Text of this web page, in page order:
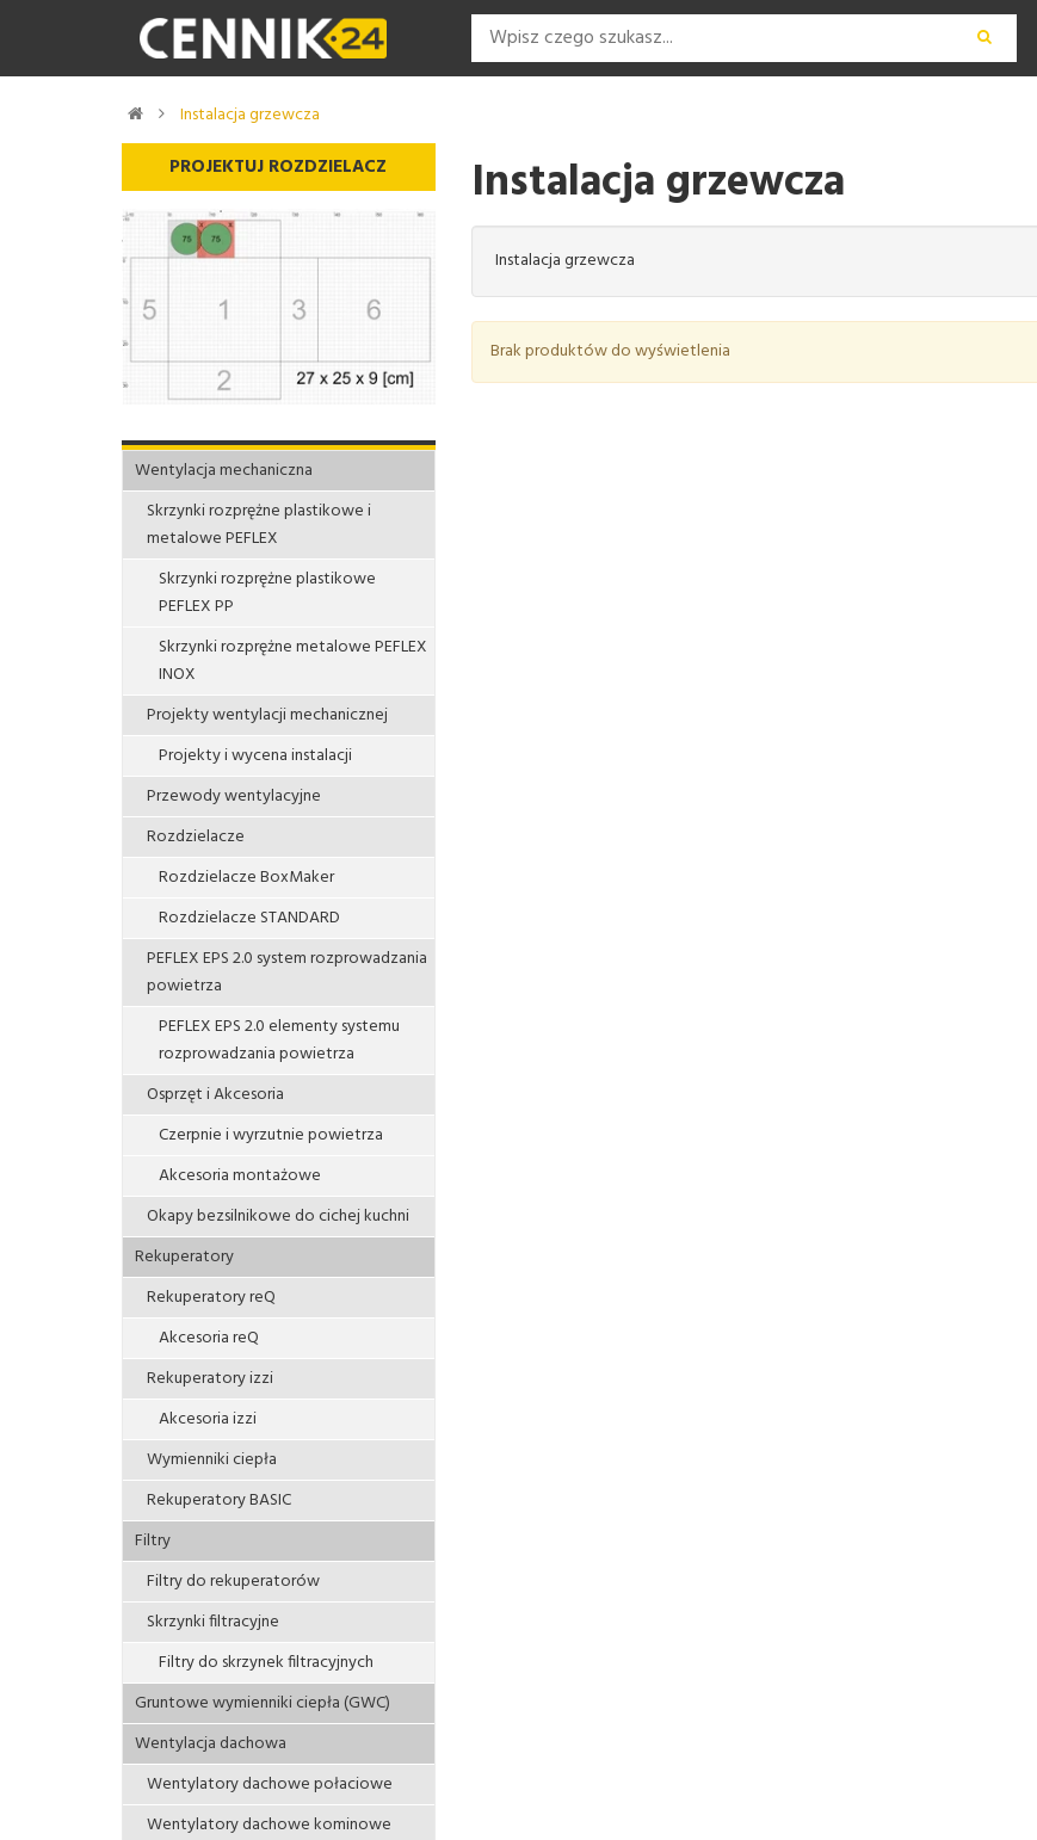
Instalacja grzewcza
PROJEKTUJ ROZDZIELACZ
Wentylacja mechaniczna
Skrzynki rozprężne plastikowe i
metalowe PEFLEX
Skrzynki rozprężne plastikowe
PEFLEX PP
Skrzynki rozprężne metalowe PEFLEX
INOX
Projekty wentylacji mechanicznej
Projekty i wycena instalacji
Przewody wentylacyjne
Rozdzielacze
Rozdzielacze BoxMaker
Rozdzielacze STANDARD
PEFLEX EPS 2.0 system rozprowadzania
powietrza
PEFLEX EPS 2.0 elementy systemu
rozprowadzania powietrza
Osprzęt i Akcesoria
Czerpnie i wyrzutnie powietrza
Akcesoria montażowe
Okapy bezsilnikowe do cichej kuchni
Rekuperatory
Rekuperatory reQ
Akcesoria reQ
Rekuperatory izzi
Akcesoria izzi
Wymienniki ciepła
Rekuperatory BASIC
Filtry
Filtry do rekuperatorów
Skrzynki filtracyjne
Filtry do skrzynek filtracyjnych
Gruntowe wymienniki ciepła (GWC)
Wentylacja dachowa
Wentylatory dachowe połaciowe
Wentylatory dachowe kominowe
Instalacja grzewcza
Instalacja grzewcza
Brak produktów do wyświetlenia